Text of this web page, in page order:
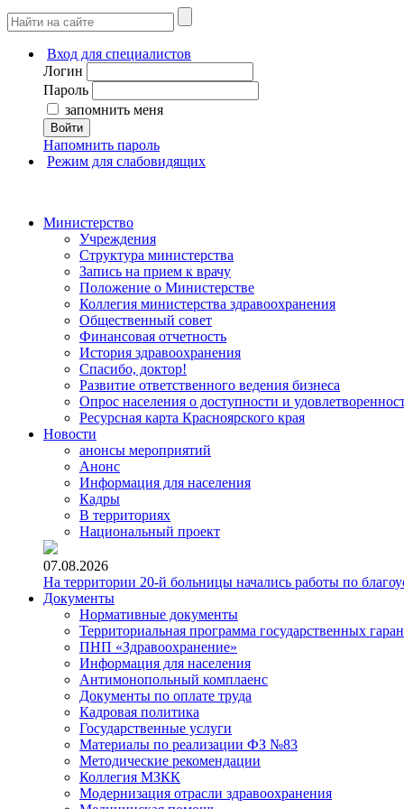
Вход для специалистов
Логин
Пароль
запомнить меня
Войти
Напомнить пароль
Режим для слабовидящих
Министерство
Учреждения
Структура министерства
Запись на прием к врачу
Положение о Министерстве
Коллегия министерства здравоохранения
Общественный совет
Финансовая отчетность
История здравоохранения
Спасибо, доктор!
Развитие ответственного ведения бизнеса
Опрос населения о доступности и
Ресурсная карта Красноярского края
Новости
анонсы мероприятий
Анонс
Информация для населения
Кадры
В территориях
Национальный проект
07.08.2026
На территории 20-й больницы начались работы по
Документы
Нормативные документы
Территориальная программа государственных
ПНП «Здравоохранение»
Информация для населения
Антимонопольный комплаенс
Документы по оплате труда
Кадровая политика
Государственные услуги
Материалы по реализации ФЗ №83
Методические рекомендации
Коллегия МЗКК
Модернизация отрасли здравоохранения